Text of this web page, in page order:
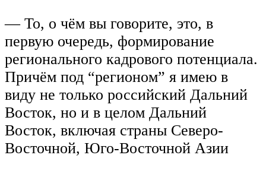
— То, о чём вы говорите, это, в
первую очередь, формирование
регионального кадрового потенциала.
Причём под “регионом” я имею в
виду не только российский Дальний
Восток, но и в целом Дальний
Восток, включая страны Северо-
Восточной, Юго-Восточной Азии